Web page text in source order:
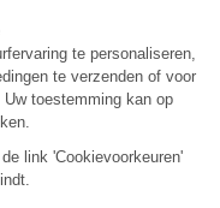
die deze
geïsoleerde T-
weggehaald bij
van de T-